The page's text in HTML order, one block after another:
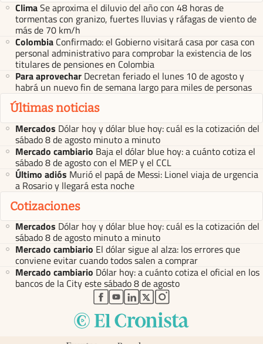
ClimaSe aproxima el diluvio del año con 48 horas de
tormentas con granizo, fuertes lluvias y ráfagas de viento de
más de 70 km/h
Colombia Confirmado: el Gobierno visitará casa por casa con
personal administrativo para comprobar la existencia de los
titulares de pensiones en Colombia
Para aprovechar Decretan feriado el lunes 10 de agosto y
habrá un nuevo fin de semana largo para miles de personas
Últimas noticias
Mercados Dólar hoy y dólar blue hoy: cuál es la cotización del
sábado 8 de agosto minuto a minuto
Mercado cambiario Baja el dólar blue hoy: a cuánto cotiza el
sábado 8 de agosto con el MEP y el CCL
Último adiós Murió el papá de Messi: Lionel viaja de urgencia
a Rosario y llegará esta noche
Cotizaciones
Mercados Dólar hoy y dólar blue hoy: cuál es la cotización del
sábado 8 de agosto minuto a minuto
Mercado cambiario El dólar sigue al alza: los errores que
conviene evitar cuando todos salen a comprar
Mercado cambiario Dólar hoy: a cuánto cotiza el oficial en los
bancos de la City este sábado 8 de agosto
abre en nueva pestaña
abre en nueva pestaña
abre en nueva pestaña
abre en nueva pestaña
abre en nueva pestaña